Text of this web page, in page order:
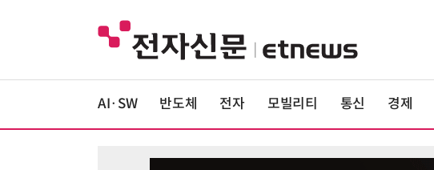
AI·SW 반도체 전자 모빌리티 통신 경제